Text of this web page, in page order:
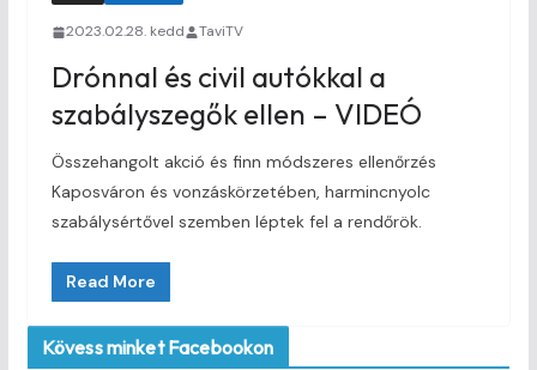
2023.02.28. kedd TaviTV
Drónnal és civil autókkal a
szabályszegők ellen – VIDEÓ
Összehangolt akció és finn módszeres ellenőrzés
Kaposváron és vonzáskörzetében, harmincnyolc
szabálysértővel szemben léptek fel a rendőrök.
Read More
Kövess minket Facebookon